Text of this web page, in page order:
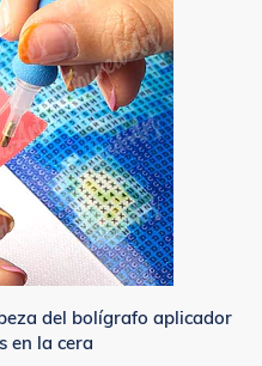
del bolígrafo aplicador
en la cera